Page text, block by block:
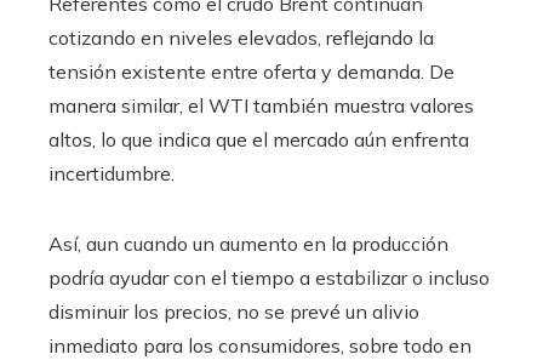
cotizando en niveles elevados, reflejando la
tensión existente entre oferta y demanda. De
manera similar, el WTI también muestra valores
altos, lo que indica que el mercado aún enfrenta
incertidumbre.
Así, aun cuando un aumento en la producción
podría ayudar con el tiempo a estabilizar o incluso
disminuir los precios, no se prevé un alivio
inmediato para los consumidores, sobre todo en